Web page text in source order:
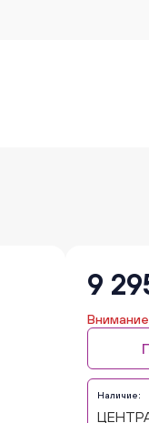
9
Наличие: